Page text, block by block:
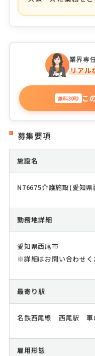
業界専
リアル
無料30秒 こ
募集要項
施設名
N76675介護施設(愛知県
勤務地詳細
愛知県西尾市
※詳細はお問い合わせく
最寄り駅
名鉄西尾線 西尾駅 車
雇用形態